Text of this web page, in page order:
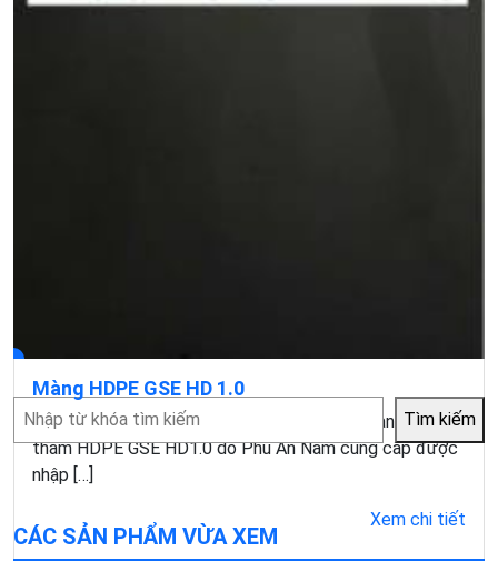
Màng HDPE GSE HD 1.0
MÀNG CHỐNG THẤM HDPE GSE HD1.0 – Màng chống
thấm HDPE GSE HD1.0 do Phú An Nam cung cấp được
nhập […]
Xem chi tiết
Tìm
kiếm
Tìm kiếm
CÁC SẢN PHẨM VỪA XEM